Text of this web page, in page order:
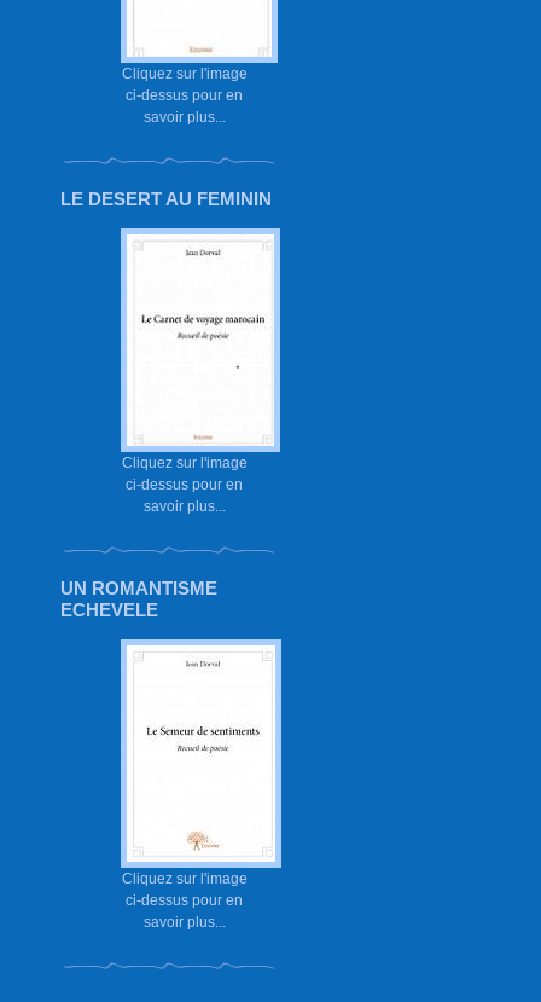
Cliquez sur l'image
ci-dessus pour en
savoir plus...
LE DESERT AU FEMININ
Cliquez sur l'image
ci-dessus pour en
savoir plus...
UN ROMANTISME
ECHEVELE
Cliquez sur l'image
ci-dessus pour en
savoir plus...